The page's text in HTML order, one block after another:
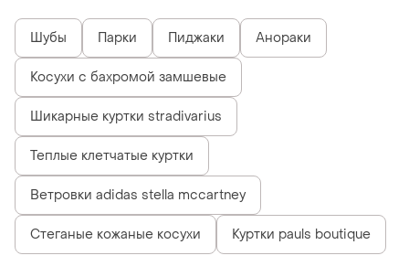
Шубы Парки Пиджаки Анораки
Косухи с бахромой замшевые
Шикарные куртки stradivarius
Теплые клетчатые куртки
Ветровки adidas stella mccartney
Стеганые кожаные косухи Куртки pauls boutique